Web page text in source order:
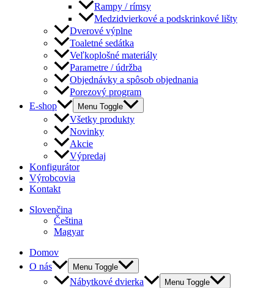
Rampy / rímsy
Medzidvierkové a podskrinkové lišty
Dverové výplne
Toaletné sedátka
Veľkoplošné materiály
Parametre / údržba
Objednávky a spôsob objednania
Porezový program
E-shop
Menu Toggle
Všetky produkty
Novinky
Akcie
Výpredaj
Konfigurátor
Výrobcovia
Kontakt
Slovenčina
Čeština
Magyar
Domov
O nás
Menu Toggle
Nábytkové dvierka Menu Toggle